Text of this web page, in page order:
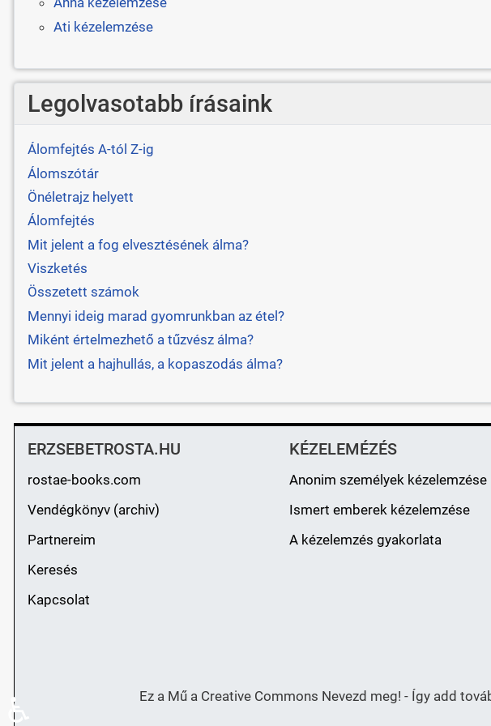
Ati kézelemzése
Legolvasotabb írásaink
Álomfejtés A-tól Z-ig
Álomszótár
Önéletrajz helyett
Álomfejtés
Mit jelent a fog elvesztésének álma?
Viszketés
Összetett számok
Mennyi ideig marad gyomrunkban az étel?
Miként értelmezhető a tűzvész álma?
Mit jelent a hajhullás, a kopaszodás álma?
ERZSEBETROSTA.HU
rostae-books.com
Vendégkönyv (archiv)
Partnereim
Keresés
Kapcsolat
KÉZELEMÉZÉS
Anonim személyek kézelemzése
Ismert emberek kézelemzése
A kézelemzés gyakorlata
Ez a Mű a Creative Commons Nevezd meg! - Így add